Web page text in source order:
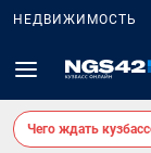
НЕДВИЖИМОСТЬ
Чего ждать